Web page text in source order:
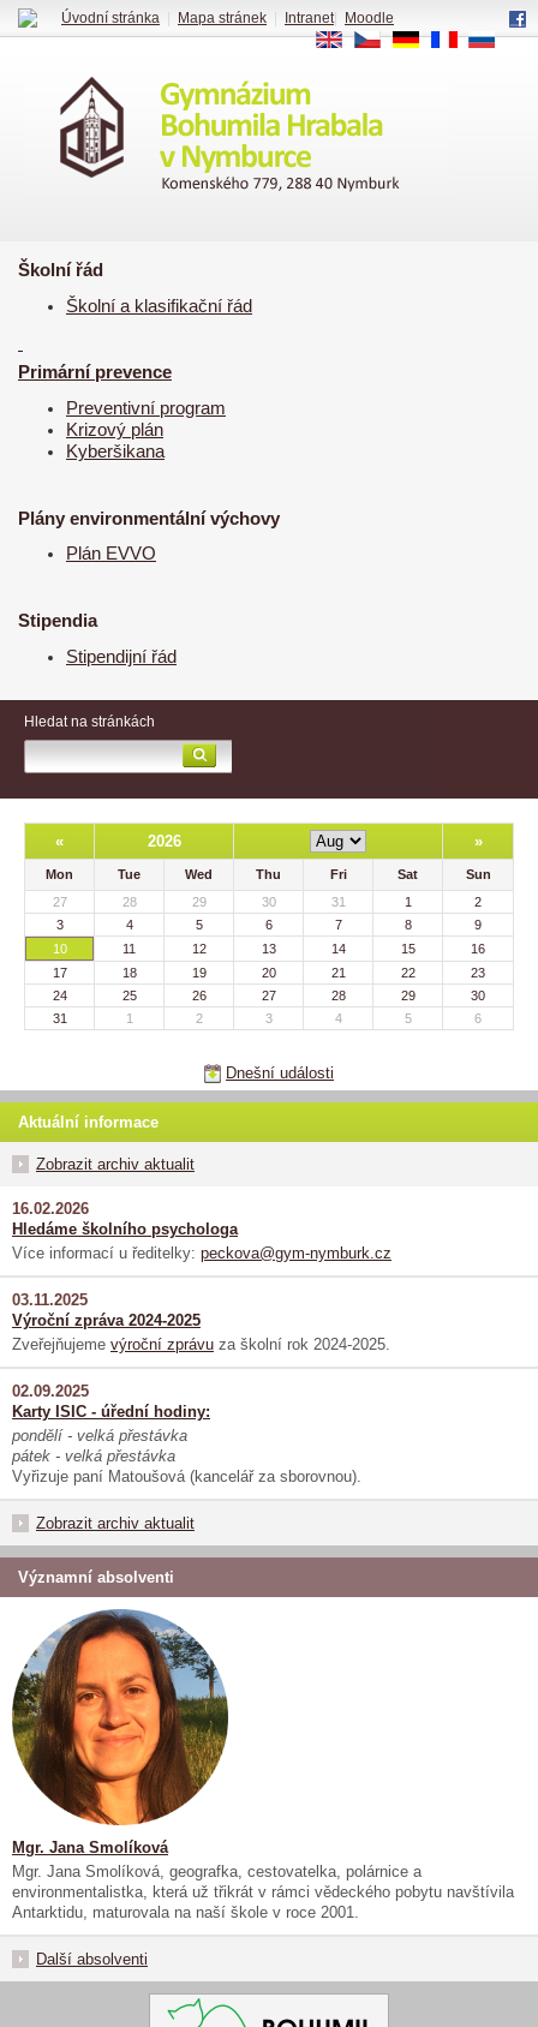
Školní řád
Školní a klasifikační řád
Primární prevence
Preventivní program
Krizový plán
Kyberšikana
Plány environmentální výchovy
Plán EVVO
Stipendia
Stipendijní řád
Hledat na stránkách
« 2026 »
Mon Tue Wed Thu Fri Sat
Sun
27
28 29 30 31 1
2
3
4 5 6 7 8
9
10
11 12 13 14 15
16
17
18 19 20 21 22
23
24
25 26 27 28 29
30
31
1 2 3 4 5 6
Dnešní události
Aktuální informace
Zobrazit archiv aktualit
16.02.2026
Hledáme školního psychologa
Více informací u ředitelky: peckova@gym-nymburk.cz
03.11.2025
Výroční zpráva 2024-2025
Zveřejňujeme výroční zprávu za školní rok 2024-2025.
02.09.2025
Karty ISIC - úřední hodiny:
pondělí - velká přestávka
pátek - velká přestávka
Vyřizuje paní Matoušová (kancelář za sborovnou).
Zobrazit archiv aktualit
Významní absolventi
Mgr. Jana Smolíková
Mgr. Jana Smolíková, geografka, cestovatelka, polárnice a
environmentalistka, která už třikrát v rámci vědeckého pobytu navštívila
Antarktidu, maturovala na naší škole v roce 2001.
Další absolventi
Úvodní stránka Mapa stránek Intranet|
Moodle
EN
CS DE FR RU